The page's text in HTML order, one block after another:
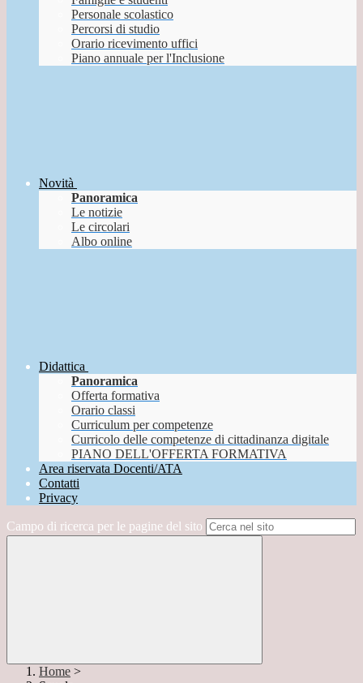
Personale scolastico
Percorsi di studio
Orario ricevimento uffici
Piano annuale per l'Inclusione
Novità
Panoramica
Le notizie
Le circolari
Albo online
Didattica
Panoramica
Offerta formativa
Orario classi
Curriculum per competenze
Curricolo delle competenze di cittadinanza digitale
PIANO DELL'OFFERTA FORMATIVA
Area riservata Docenti/ATA
Contatti
Privacy
Campo di ricerca per le pagine del sito
Home >